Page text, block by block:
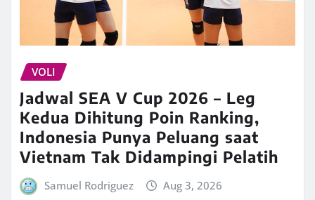
VOLI
Jadwal SEA V Cup 2026 – Leg
Kedua Dihitung Poin Ranking,
Indonesia Punya Peluang saat
Vietnam Tak Didampingi Pelatih
Samuel Rodriguez Aug 3, 2026